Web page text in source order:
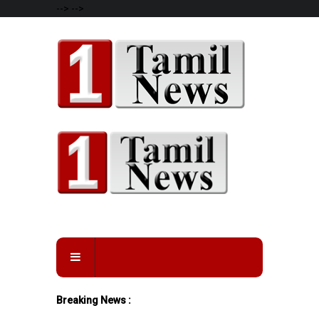
--> -->
Breaking News :